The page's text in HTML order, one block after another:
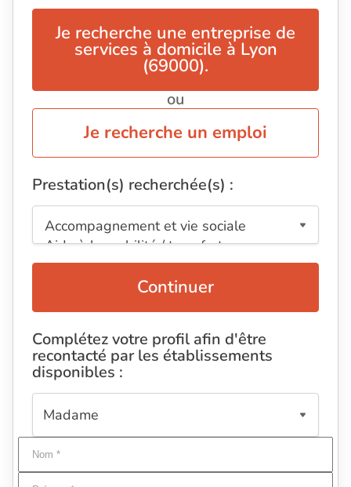
Je recherche une entreprise de
services à domicile à Lyon
(69000).
ou
Je recherche un emploi
Prestation(s) recherchée(s) :
Continuer
Complétez votre profil afin d'être
recontacté par les établissements
disponibles :